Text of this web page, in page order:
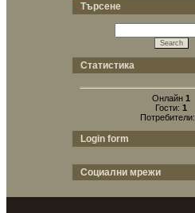
Търсене
Статистика
Онлайн 1
Гости: 1
Потребители:
Login form
Социални мрежи